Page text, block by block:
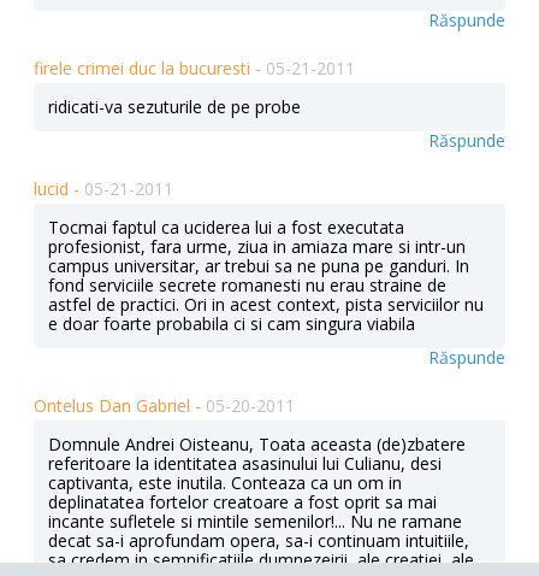
Răspunde
firele crimei duc la bucuresti - 05-21-2011
ridicati-va sezuturile de pe probe
Răspunde
lucid - 05-21-2011
Tocmai faptul ca uciderea lui a fost executata
profesionist, fara urme, ziua in amiaza mare si intr-un
campus universitar, ar trebui sa ne puna pe ganduri. In
fond serviciile secrete romanesti nu erau straine de
astfel de practici. Ori in acest context, pista serviciilor nu
e doar foarte probabila ci si cam singura viabila
Răspunde
Ontelus Dan Gabriel - 05-20-2011
Domnule Andrei Oisteanu, Toata aceasta (de)zbatere
referitoare la identitatea asasinului lui Culianu, desi
captivanta, este inutila. Conteaza ca un om in
deplinatatea fortelor creatoare a fost oprit sa mai
incante sufletele si mintile semenilor!... Nu ne ramane
decat sa-i aprofundam opera, sa-i continuam intuitiile,
sa credem in semnificatiile dumnezeirii, ale creatiei, ale